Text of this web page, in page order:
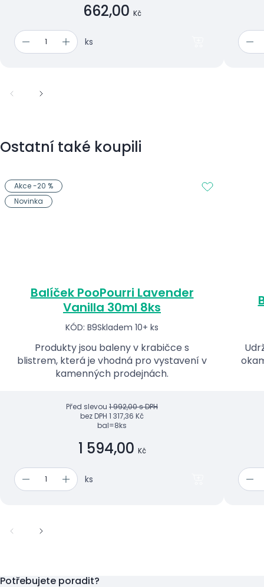
662,00 Kč
ks
Ostatní také koupili
Balíček PooPourri Lavender
Vanilla 30ml 8ks
KÓD: B9Skladem 10+ ks
Produkty jsou baleny v krabičce s
blistrem, která je vhodná pro vystavení v
kamenných prodejnách.
Před slevou 1 992,00 s DPH
bez DPH 1 317,36 Kč
bal=8ks
1 594,00 Kč
ks
Akce -20 %
Novinka
Potřebujete poradit?